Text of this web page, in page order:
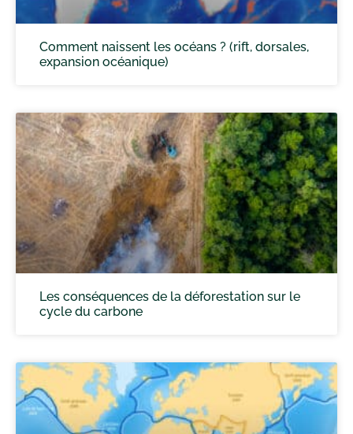
Comment naissent les océans ? (rift, dorsales,
expansion océanique)
Les conséquences de la déforestation sur le
cycle du carbone